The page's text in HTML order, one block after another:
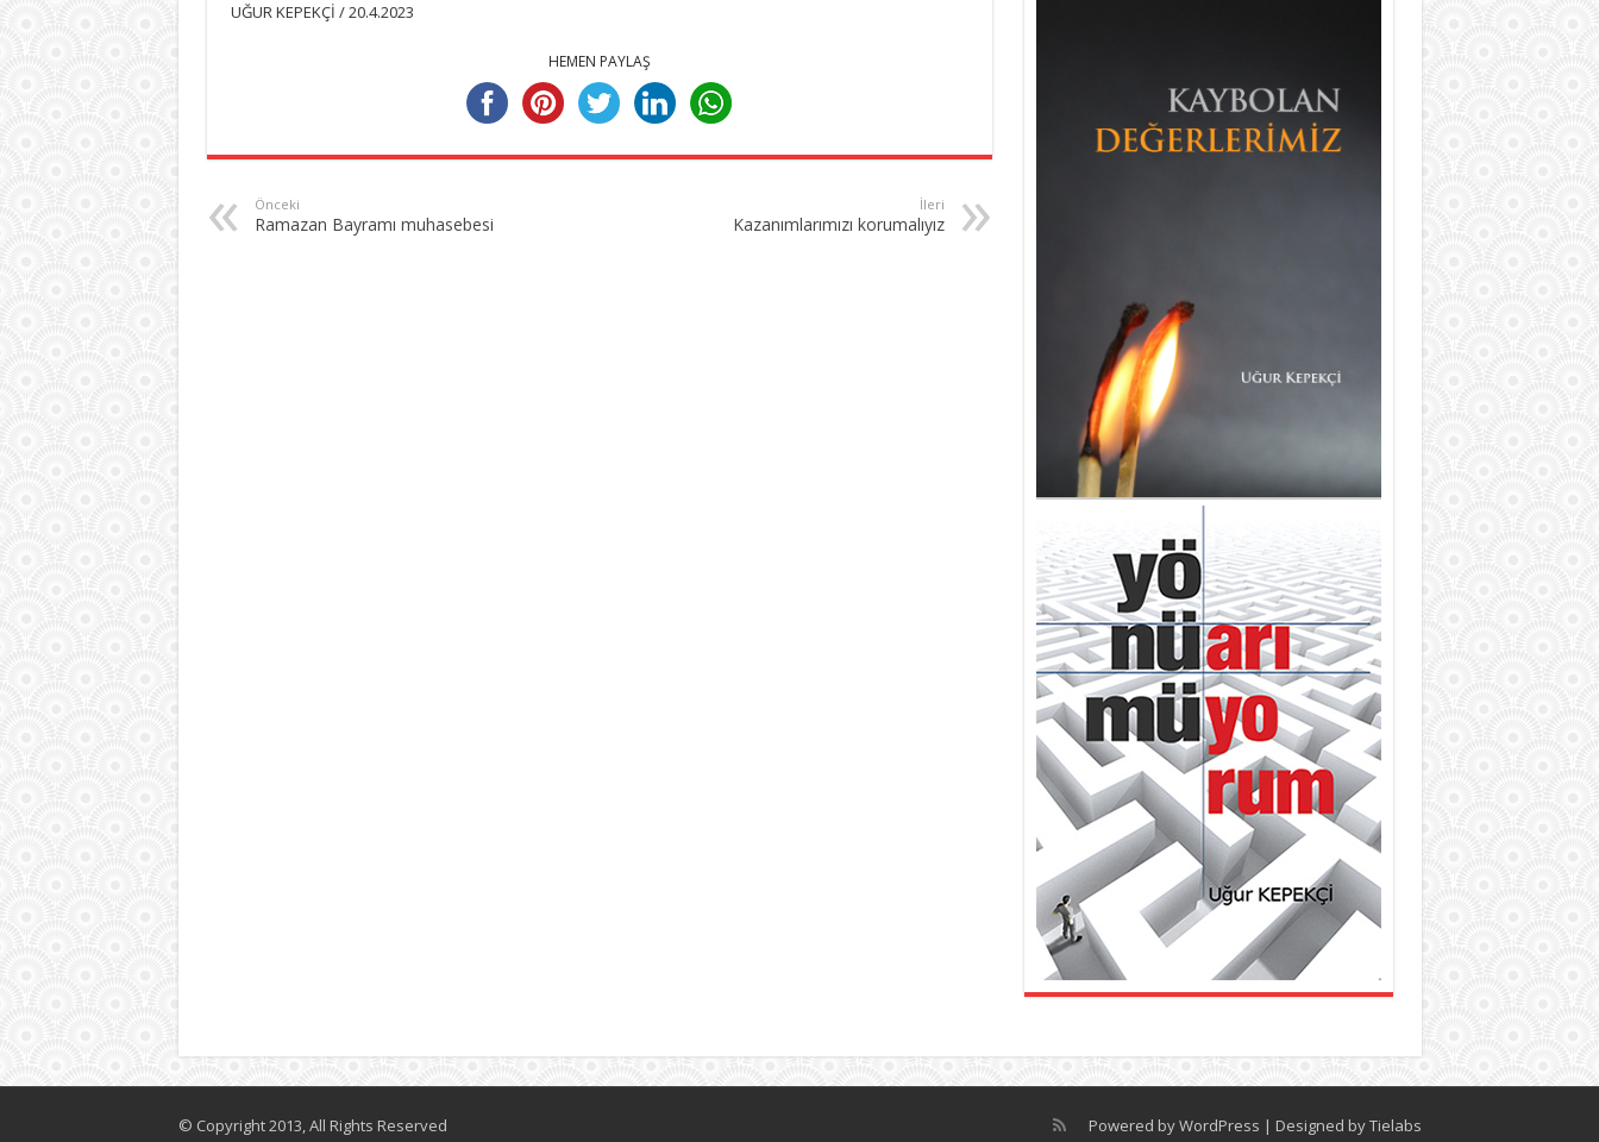
UĞUR KEPEKÇİ / 20.4.2023
HEMEN PAYLAŞ
Önceki
Ramazan Bayramı muhasebesi
İleri
Kazanımlarımızı korumalıyız
Powered byWordPress | Designed byTielabs
© Copyright 2013, All Rights Reserved